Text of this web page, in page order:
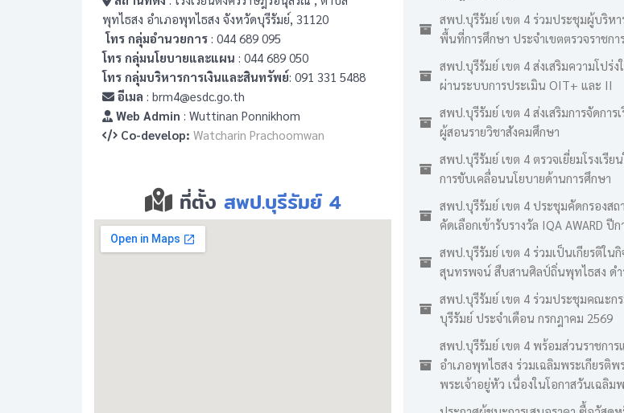
พุทไธสง อำเภอพุทไธสง จังหวัดบุรีรัมย์, 31120
โทร กลุ่มอำนวยการ : 044 689 095
โทร กลุ่มนโยบายและแผน : 044 689 050
โทร กลุ่มบริหารการเงินและสินทรัพย์: 091 331 5488
อีเมล : brm4@esdc.go.th
Web Admin : Wuttinan Ponnikhom
Co-develop: Watcharin Prachoomwan
ที่ตั้ง สพป.บุรีรัมย์ 4
สพป.บุรีรัมย์ เขต 4 ร่วมประชุมผู้บริหา
พื้นที่การศึกษา ประจำเขตตรวจราชกา
สพป.บุรีรัมย์ เขต 4 ส่งเสริมความโปร่ง
ผ่านระบบการประเมิน OIT+ และ II
สพป.บุรีรัมย์ เขต 4 ส่งเสริมการจัดการ
ผู้สอนรายวิชาสังคมศึกษา
สพป.บุรีรัมย์ เขต 4 ตรวจเยี่ยมโรงเรีย
การขับเคลื่อนนโยบายด้านการศึกษา
สพป.บุรีรัมย์ เขต 4 ประชุมคัดกรองสถ
คัดเลือกเข้ารับรางวัล IQA AWARD ปี
สพป.บุรีรัมย์ เขต 4 ร่วมเป็นเกียรติใน
สุนทรพจน์ สืบสานศิลป์ถิ่นพุทไธสง ดำ
สพป.บุรีรัมย์ เขต 4 ร่วมประชุมคณะก
บุรีรัมย์ ประจำเดือน กรกฎาคม 2569
สพป.บุรีรัมย์ เขต 4 พร้อมส่วนราชการ
อำเภอพุทไธสง ร่วมเฉลิมพระเกียรติพ
พระเจ้าอยู่หัว เนื่องในโอกาสวันเฉลิ